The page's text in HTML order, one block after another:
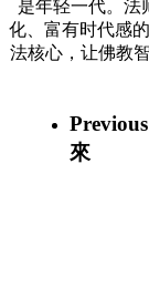
是年轻一代。法
化、富有时代感
法核心，让佛教
來